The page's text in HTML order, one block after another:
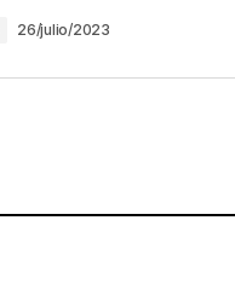
26/julio/2023